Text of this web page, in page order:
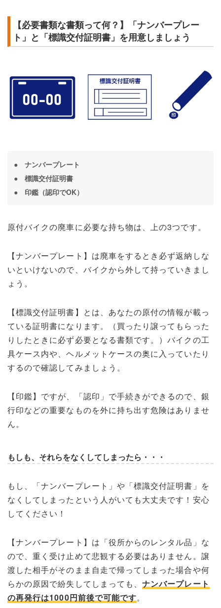
【必要書類な書類って何？】「ナンバープレー
ト」と「標識交付証明書」を用意しましょう
● ナンバープレート
● 標識交付証明書
● 印鑑（認印でOK）
原付バイクの廃車に必要な持ち物は、上の3つです。
【ナンバープレート】は廃車をするとき必ず返納しな
いといけないので、バイクから外して持っていきまし
ょう。
【標識交付証明書】とは、あなたの原付の情報が載っ
ている証明書になります。（買ったり譲ってもらった
りしたときに必ず必要となる書類です。）バイクの工
具ケース内や、ヘルメットケースの奥に入っていたり
するので確認してみましょう。
【印鑑】ですが、「認印」で手続きができるので、銀
行印などの重要なものを外に持ち出す危険はありませ
ん。
もしも、それらをなくしてしまったら・・・
もし、「ナンバープレート」や「標識交付証明書」を
なくしてしまったという人がいても大丈夫です！安心
してください！
【ナンバープレート】は「役所からのレンタル品」な
ので、重く受け止めて悲観する必要はありません。譲
渡した相手がそのまま自走で帰ってしまった場合や何
らかの原因で紛失してしまっても、ナンバープレート
の再発行は1000円前後で可能です。